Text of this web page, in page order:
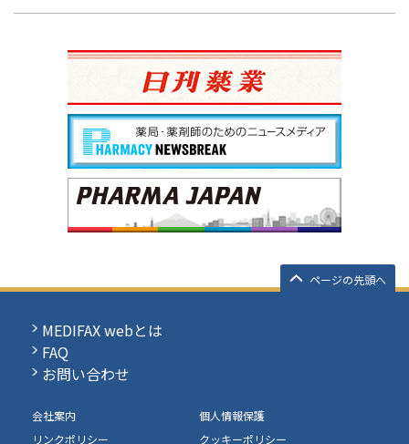
ページの先頭へ
MEDIFAX webとは
FAQ
お問い合わせ
会社案内
個人情報保護
リンクポリシー
クッキーポリシー